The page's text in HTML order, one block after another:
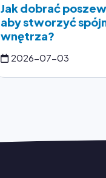
Jak dobrać
aby stworzyć
wnętrza?
2026-07-03